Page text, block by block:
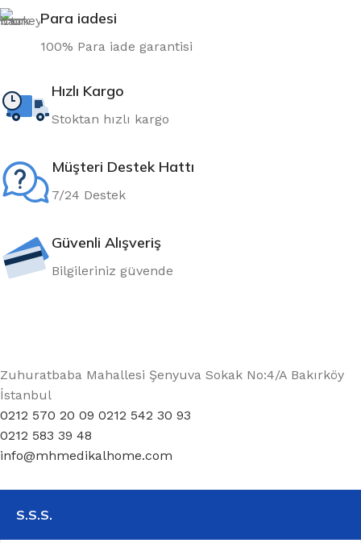
Para iadesi
100% Para iade garantisi
Hızlı Kargo
Stoktan hızlı kargo
Müşteri Destek Hattı
7/24 Destek
Güvenli Alışveriş
Bilgileriniz güvende
Zuhuratbaba Mahallesi Şenyuva Sokak No:4/A Bakırköy
İstanbul
0212 570 20 09 0212 542 30 93
0212 583 39 48
info@mhmedikalhome.com
S.S.S.